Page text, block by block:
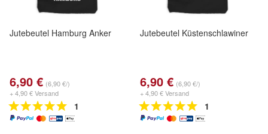
Jutebeutel Hamburg Anker
6,90 € (6,90 €/)
+ 4,90 € Versand
1
Jutebeutel Küstenschlawiner
6,90 € (6,90 €/)
+ 4,90 € Versand
1